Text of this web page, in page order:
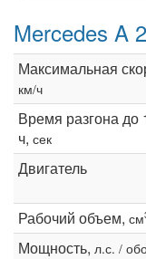
Mercedes A
Максимальная
км/ч
Время разгона до
ч, сек
Двигатель
Рабочий объем, см
Мощность, л.с. /